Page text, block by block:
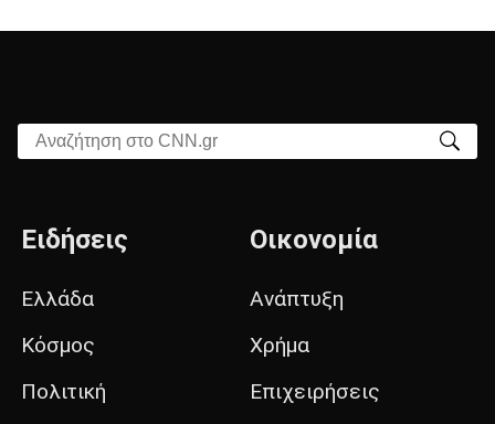
Αναζήτηση στο CNN.gr
Ειδήσεις
Ελλάδα
Κόσμος
Πολιτική
Οικονομία
Ανάπτυξη
Χρήμα
Επιχειρήσεις